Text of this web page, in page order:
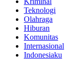
Teknologi
Olahraga
Hiburan
Komunitas
Internasional
Indonesiaku